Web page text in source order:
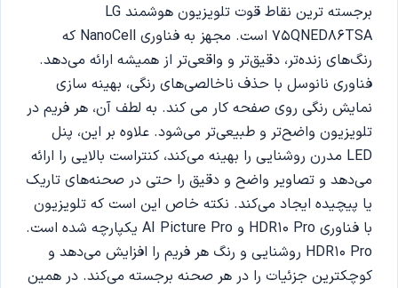
برجسته ترین نقاط قوت تلویزیون هوشمند LG
75QNED86TSA است. مجهز به فناوری NanoCell که
رنگ‌های زنده‌تر، دقیق‌تر و واقعی‌تر از همیشه ارائه می‌دهد.
فناوری نانوسل با حذف ناخالصی‌های رنگی، بهینه سازی
نمایش رنگی روی صفحه کار می کند. به لطف آن، هر فریم در
تلویزیون واضح‌تر و طبیعی‌تر می‌شود. علاوه بر این، پنل
LED مدرن روشنایی را بهینه می‌کند، کنتراست بالایی را ارائه
می‌دهد و تصاویر واضح و دقیق را حتی در صحنه‌های تاریک
یا پیچیده ایجاد می‌کند. نکته خاص این است که تلویزیون
با فناوری HDR10 Pro و AI Picture Pro یکپارچه شده است.
HDR10 Pro روشنایی و رنگ هر فریم را افزایش می‌دهد و
کوچکترین جزئیات را در هر صحنه برجسته می‌کند. در همین